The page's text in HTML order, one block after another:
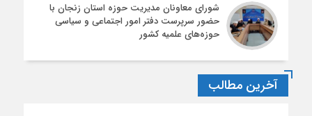
شورای معاونان مدیریت حوزه استان زنجان با
حضور سرپرست دفتر امور اجتماعی و سیاسی
حوزه‌های علمیه کشور
آخرین مطالب